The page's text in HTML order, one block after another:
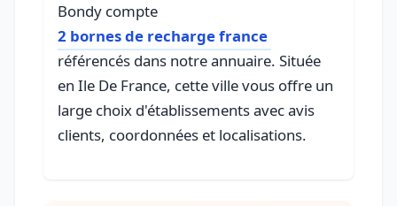
Bondy compte
2 bornes de recharge france
référencés dans notre annuaire. Située
en Ile De France, cette ville vous offre un
large choix d'établissements avec avis
clients, coordonnées et localisations.